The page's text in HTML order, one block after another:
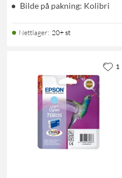
Bilde på pakning: Kolibri
Nettlager: 20+ st
1